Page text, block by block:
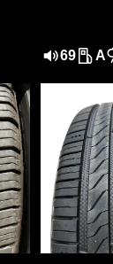
69 A